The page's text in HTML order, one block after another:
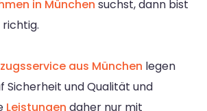
in München suchst, dann bist
richtig.
aus München legen
Sicherheit und Qualität und
Leistungen daher nur mit